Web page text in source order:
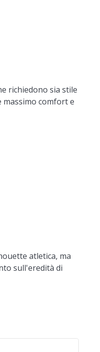
richiedono sia stile
massimo comfort e
atletica, ma
sull'eredità di